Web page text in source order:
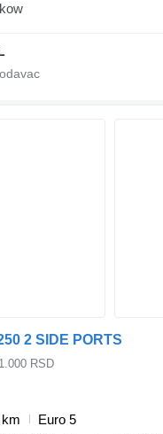
2 SIDE PORTS
RSD
Euro 5